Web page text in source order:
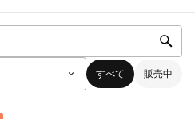
すべて 販売中